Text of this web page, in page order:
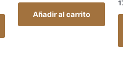
Añadir al carrito